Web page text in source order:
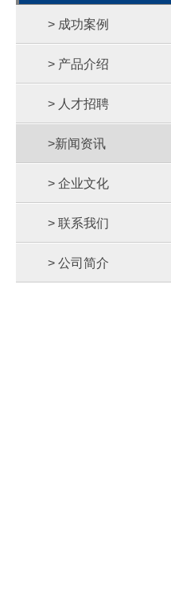
> 成功案例
> 产品介绍
> 人才招聘
>新闻资讯
> 企业文化
> 联系我们
> 公司简介